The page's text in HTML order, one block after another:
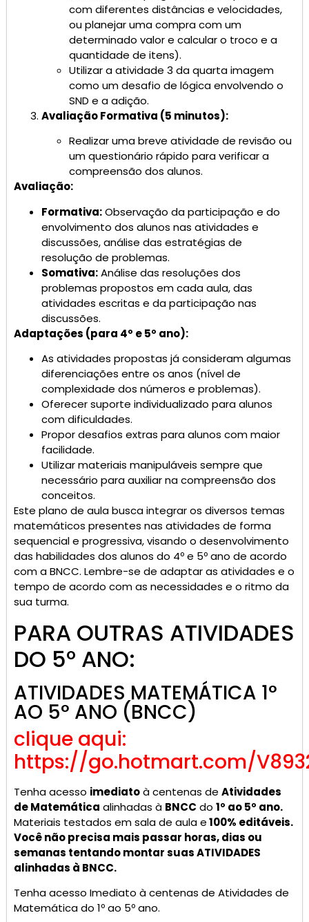
com diferentes distâncias e velocidades,
ou planejar uma compra com um
determinado valor e calcular o troco e a
quantidade de itens).
Utilizar a atividade 3 da quarta imagem
como um desafio de lógica envolvendo o
SND e a adição.
Avaliação Formativa (5 minutos):
Realizar uma breve atividade de revisão ou
um questionário rápido para verificar a
compreensão dos alunos.
Avaliação:
Formativa:Observação da participação e do
envolvimento dos alunos nas atividades e
discussões, análise das estratégias de
resolução de problemas.
Somativa:Análise das resoluções dos
problemas propostos em cada aula, das
atividades escritas e da participação nas
discussões.
Adaptações (para 4º e 5º ano):
As atividades propostas já consideram algumas
diferenciações entre os anos (nível de
complexidade dos números e problemas).
Oferecer suporte individualizado para alunos
com dificuldades.
Propor desafios extras para alunos com maior
facilidade.
Utilizar materiais manipuláveis sempre que
necessário para auxiliar na compreensão dos
conceitos.
Este plano de aula busca integrar os diversos temas
matemáticos presentes nas atividades de forma
sequencial e progressiva, visando o desenvolvimento
das habilidades dos alunos do 4º e 5º ano de acordo
com a BNCC. Lembre-se de adaptar as atividades e o
tempo de acordo com as necessidades e o ritmo da
sua turma.
PARA OUTRAS ATIVIDADES
DO 5º ANO:
ATIVIDADES MATEMÁTICA 1°
AO 5° ANO (BNCC)
clique aqui:
https://go.hotmart.com/
Tenha acesso imediatoà centenas de Atividades
de Matemática alinhadas à BNCC do 1º ao 5º ano.
Materiais testados em sala de aula e100% editáveis.
Você não precisa mais passar horas, dias ou
semanas tentando montar suas ATIVIDADES
alinhadas à BNCC.
Tenha acesso Imediato à centenas de Atividades de
Matemática do 1º ao 5º ano.